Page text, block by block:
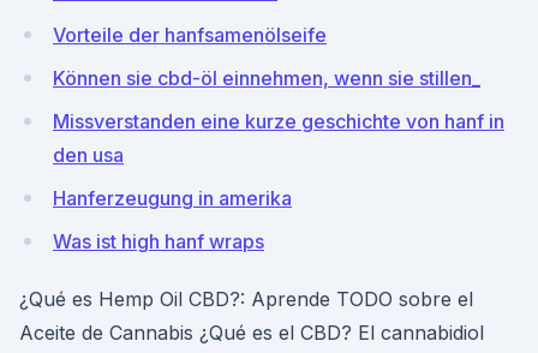
Vorteile der hanfsamenölseife
Können sie cbd-öl einnehmen, wenn sie stillen_
Missverstanden eine kurze geschichte von hanf in
den usa
Hanferzeugung in amerika
Was ist high hanf wraps
¿Qué es Hemp Oil CBD?: Aprende TODO sobre el
Aceite de Cannabis ¿Qué es el CBD? El cannabidiol